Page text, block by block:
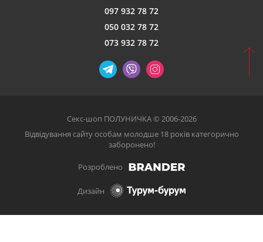
097 932 78 72
050 032 78 72
073 932 78 72
Секс-шоп ПОЛУНИЧКА © 2006-2026
Відвідування сайту особам молодше 18 років категорично
заборонено!
Розроблено
Дизайн